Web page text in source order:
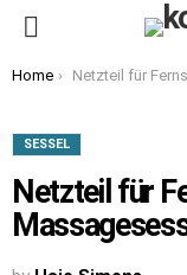
You are here:
Home Netzteil für Fernsehsessel und
SESSEL
Netzteil für